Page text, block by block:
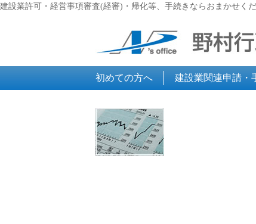
建設業許可・経営事項審査(経審)・帰化等、手続きならおまかせく
初めての方へ 建設業関連申請・